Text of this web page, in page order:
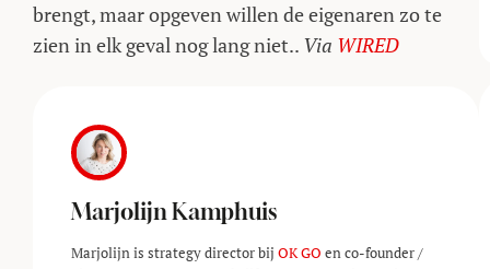
brengt, maar opgeven willen de eigenaren zo te
zien in elk geval nog lang niet.. Via WIRED
Marjolijn Kamphuis
Marjolijn is strategy director bij OK GO en co-founder /